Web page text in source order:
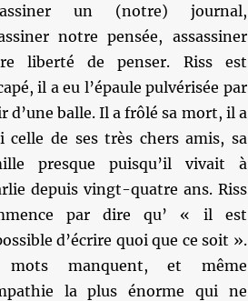
un (notre) journal,
notre pensée, assassiner
liberté de penser. Riss est
il a eu l’épaule pulvérisée par
d’une balle. Il a frôlé sa mort, il a
celle de ses très chers amis, sa
presque puisqu’il vivait à
depuis vingt-quatre ans. Riss
par dire qu’ « il est
d’écrire quoi que ce soit ».
mots manquent, et même
la plus énorme qui ne